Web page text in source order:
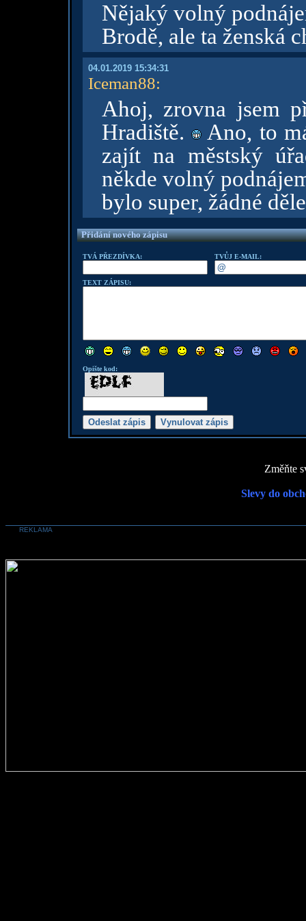
Nějaký volný
Brodě, ale ta ženská
04.01.2019 15:34:31
Iceman88:
Ahoj, zrovna jsem
Hradiště.
Ano, to
zajít na městský
někde volný
bylo super, žádné
Přidání nového zápisu
TVÁ PŘEZDÍVKA: TVŮJ E-MAIL:
TEXT ZÁPISU:
Opište kod:
Změňte
Slevy do
REKLAMA